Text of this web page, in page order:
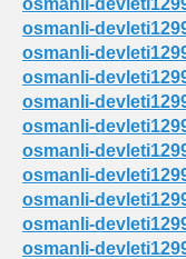
osmanli-
osmanli-
osmanli-
osmanli-
osmanli-
osmanli-
osmanli-
osmanli-
osmanli-
osmanli-
osmanli-